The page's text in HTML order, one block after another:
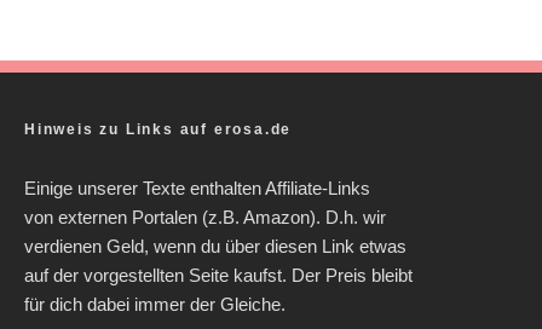
Hinweis zu Links auf erosa.de
Einige unserer Texte enthalten Affiliate-Links
von externen Portalen (z.B. Amazon). D.h. wir
verdienen Geld, wenn du über diesen Link etwas
auf der vorgestellten Seite kaufst. Der Preis bleibt
für dich dabei immer der Gleiche.